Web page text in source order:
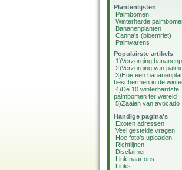
Plantenlijsten
Palmbomen
Winterharde
Bananenplanten
Canna's (bloemriet)
Palmvarens
Populairste artikels
1)Verzorging
2)Verzorging van
3)Hoe een
beschermen in de
4)De 10 winterhardste
palmbomen ter wereld
5)Zaaien van avocado
Handige pagina's
Exoten adressen
Veel gestelde vragen
Hoe foto's uploaden
Richtlijnen
Disclaimer
Link naar ons
Links